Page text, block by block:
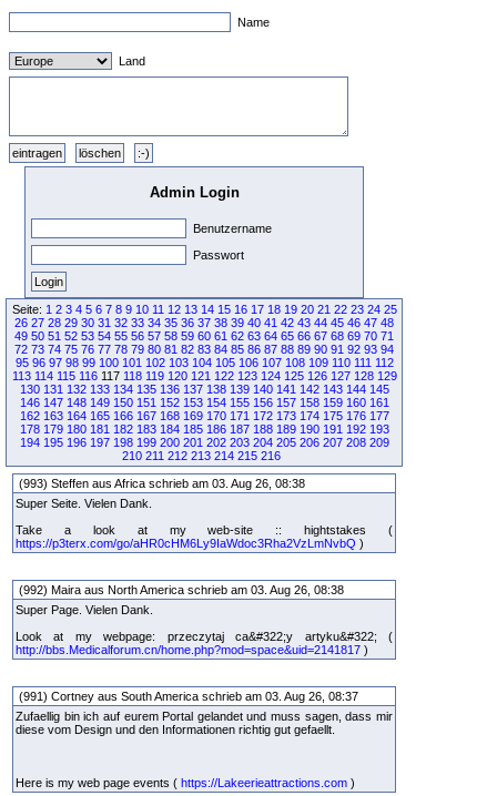
Name
Land
Admin Login
Benutzername
Passwort
Seite: 1 2 3 4 5 6 7 8 9 10 11 12 13 14 15 16 17 18 19 20 21 22 23 24 25
26 27 28 29 30 31 32 33 34 35 36 37 38 39 40 41 42 43 44 45 46 47 48
49 50 51 52 53 54 55 56 57 58 59 60 61 62 63 64 65 66 67 68 69 70 71
72 73 74 75 76 77 78 79 80 81 82 83 84 85 86 87 88 89 90 91 92 93 94
95 96 97 98 99 100 101 102 103 104 105 106 107 108 109 110 111 112
113 114 115 116117 118 119 120 121 122 123 124 125 126 127 128 129
130 131 132 133 134 135 136 137 138 139 140 141 142 143 144 145
146 147 148 149 150 151 152 153 154 155 156 157 158 159 160 161
162 163 164 165 166 167 168 169 170 171 172 173 174 175 176 177
178 179 180 181 182 183 184 185 186 187 188 189 190 191 192 193
194 195 196 197 198 199 200 201 202 203 204 205 206 207 208 209
210 211 212 213 214 215 216
(993) Steffen aus Africa schrieb am 03. Aug 26, 08:38
Super Seite. Vielen Dank.
Take a look at my web-site :: hightstakes (
https://p3terx.com/go/aHR0cHM6Ly9IaWdoc3Rha2VzLmNvbQ )
(992) Maira aus North America schrieb am 03. Aug 26, 08:38
Super Page. Vielen Dank.
Look at my webpage: przeczytaj ca&#322;y artyku&#322; (
http://bbs.Medicalforum.cn/home.php?mod=space&uid=2141817 )
(991) Cortney aus South America schrieb am 03. Aug 26, 08:37
Zufaellig bin ich auf eurem Portal gelandet und muss sagen, dass mir
diese vom Design und den Informationen richtig gut gefaellt.
Here is my web page events ( https://Lakeerieattractions.com )